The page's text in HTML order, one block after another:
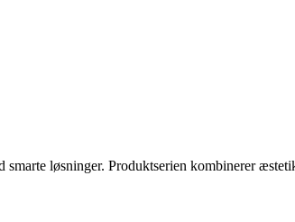
løsninger. Produktserien kombinerer